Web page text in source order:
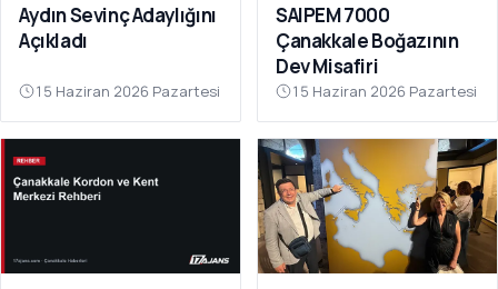
Aydın Sevinç Adaylığını
Açıkladı
15 Haziran 2026 Pazartesi
SAIPEM 7000
Çanakkale Boğazının
Dev Misafiri
15 Haziran 2026 Pazartesi